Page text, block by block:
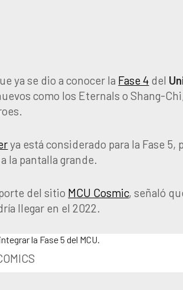
ya se dio a conocer la Fase 4 del
como los Eternals o Shang-
ya está considerado para la Fase
la pantalla grande.
del sitio MCU Cosmic, señaló
llegar en el 2022.